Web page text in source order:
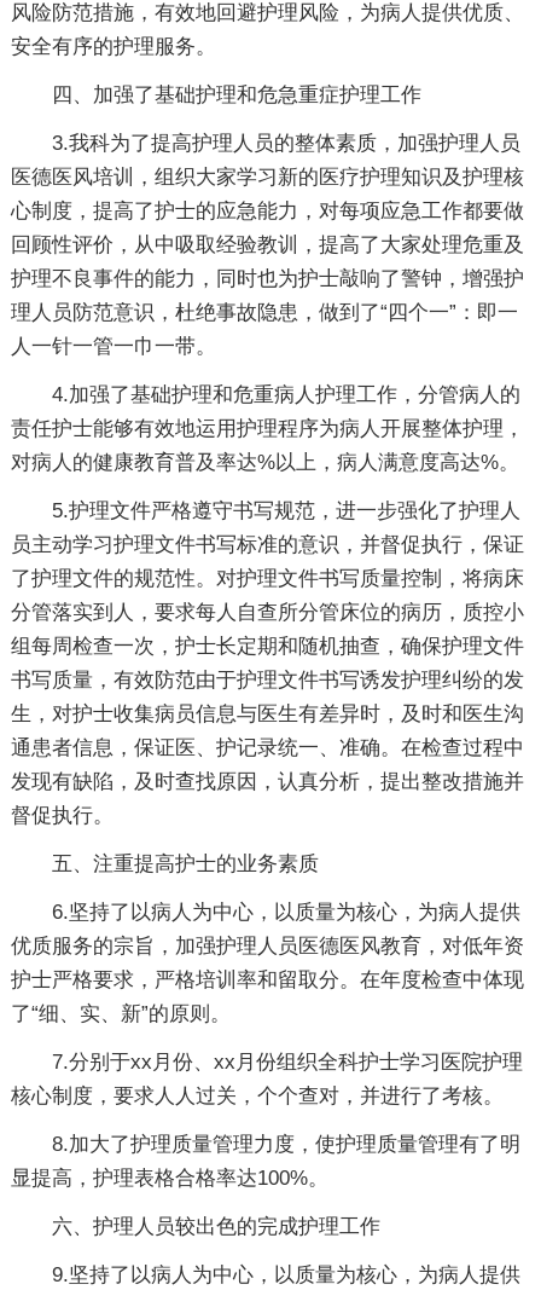
风险防范措施，有效地回避护理风险，为病人提供优质、
安全有序的护理服务。
四、加强了基础护理和危急重症护理工作
3.我科为了提高护理人员的整体素质，加强护理人员
医德医风培训，组织大家学习新的医疗护理知识及护理核
心制度，提高了护士的应急能力，对每项应急工作都要做
回顾性评价，从中吸取经验教训，提高了大家处理危重及
护理不良事件的能力，同时也为护士敲响了警钟，增强护
理人员防范意识，杜绝事故隐患，做到了“四个一”：即一
人一针一管一巾一带。
4.加强了基础护理和危重病人护理工作，分管病人的
责任护士能够有效地运用护理程序为病人开展整体护理，
对病人的健康教育普及率达%以上，病人满意度高达%。
5.护理文件严格遵守书写规范，进一步强化了护理人
员主动学习护理文件书写标准的意识，并督促执行，保证
了护理文件的规范性。对护理文件书写质量控制，将病床
分管落实到人，要求每人自查所分管床位的病历，质控小
组每周检查一次，护士长定期和随机抽查，确保护理文件
书写质量，有效防范由于护理文件书写诱发护理纠纷的发
生，对护士收集病员信息与医生有差异时，及时和医生沟
通患者信息，保证医、护记录统一、准确。在检查过程中
发现有缺陷，及时查找原因，认真分析，提出整改措施并
督促执行。
五、注重提高护士的业务素质
6.坚持了以病人为中心，以质量为核心，为病人提供
优质服务的宗旨，加强护理人员医德医风教育，对低年资
护士严格要求，严格培训率和留取分。在年度检查中体现
了“细、实、新”的原则。
7.分别于xx月份、xx月份组织全科护士学习医院护理
核心制度，要求人人过关，个个查对，并进行了考核。
8.加大了护理质量管理力度，使护理质量管理有了明
显提高，护理表格合格率达100%。
六、护理人员较出色的完成护理工作
9.坚持了以病人为中心，以质量为核心，为病人提供